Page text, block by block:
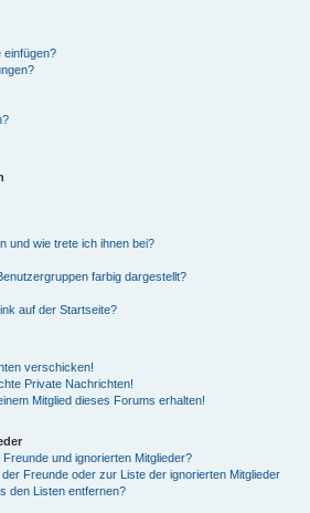
einfügen?
und wie trete ich ihnen bei?
farbig dargestellt?
auf der Startseite?
verschicken!
Private Nachrichten!
Mitglied dieses Forums erhalten!
und ignorierten Mitglieder?
Freunde oder zur Liste der ignorierten Mitglieder
den Listen entfernen?